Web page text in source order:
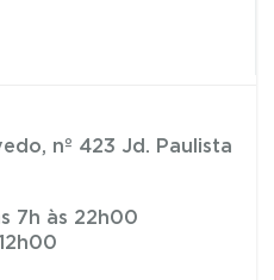
nº 423 Jd. Paulista
7h às 22h00